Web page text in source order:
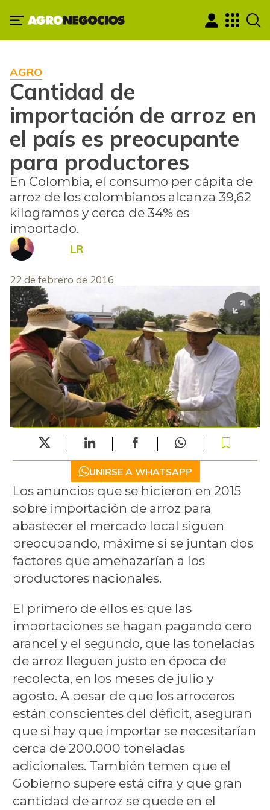
AGRO
Cantidad de
importación de arroz en
el país es preocupante
para productores
En Colombia, el consumo per cápita de
arroz de los colombianos alcanza 39,62
kilogramos y cerca de 34% es
importado.
LR
22 de febrero de 2016
UNIRSE A WHATSAPP
Los anuncios que se hicieron en 2015
sobre importación de arroz para
abastecer el mercado local siguen
preocupando, máxime si se juntan dos
factores que amenazarían a los
productores nacionales.
El primero de ellos es que las
importaciones se hagan pagando cero
arancel y el segundo, que las toneladas
de arroz lleguen justo en época de
recolecta, en los meses de julio y
agosto. A pesar de que los arroceros
están conscientes del déficit, aseguran
que si hay que importar se necesitarían
cerca de 200.000 toneladas
adicionales. También temen que el
Gobierno supere está cifra y que gran
cantidad de arroz se quede en el